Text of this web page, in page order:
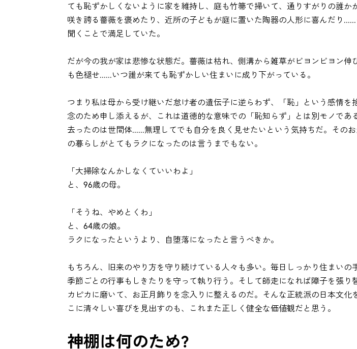
ても恥ずかしくないように家を維持し、庭も竹箒で掃いて、通りすがりの誰か
咲き誇る薔薇を褒めたり、近所の子どもが庭に置いた陶器の人形に喜んだり
聞くことで満足していた。
だが今の我が家は悲惨な状態だ。薔薇は枯れ、側溝から雑草がビヨンビヨン伸
も色褪せ......いつ誰が来ても恥ずかしい住まいに成り下がっている。
つまり私は母から受け継いだ怠け者の遺伝子に逆らわず、「恥」という感情を
念のため申し添えるが、これは道徳的な意味での「恥知らず」とは別モノであ
去ったのは世間体......無理してでも自分を良く見せたいという気持ちだ。そのお
の暮らしがとてもラクになったのは言うまでもない。
「大掃除なんかしなくていいわよ」
と、96歳の母。
「そうね、やめとくわ」
と、64歳の娘。
ラクになったというより、自堕落になったと言うべきか。
もちろん、旧来のやり方を守り続けている人々も多い。毎日しっかり住まいの
季節ごとの行事もしきたりを守って執り行う。そして師走になれば障子を張り
カピカに磨いて、お正月飾りを念入りに整えるのだ。そんな正統派の日本文化
こに清々しい喜びを見出すのも、これまた正しく健全な価値観だと思う。
神棚は何のため?